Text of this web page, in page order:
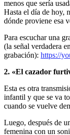
menos que sería
Hasta el día de hoy,
dónde proviene esa
Para escuchar una
(la señal verdadera
grabación): https://
2. «El cazador
Esta es otra
infantil y que se va
cuando se vuelve
Luego, después de
femenina con un